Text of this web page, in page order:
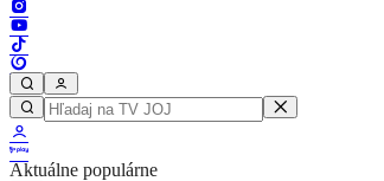
Aktuálne populárne